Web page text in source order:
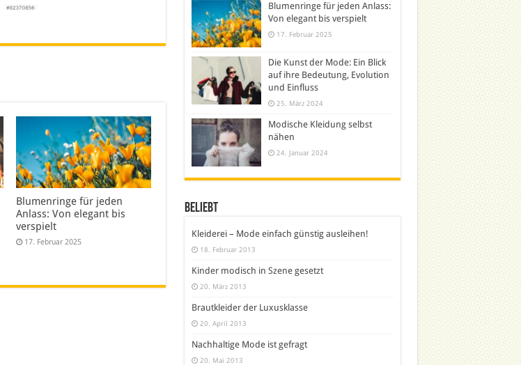
Blumenringe für jeden
Anlass: Von elegant bis
verspielt
17. Februar 2025
Blumenringe für jeden Anlass:
Von elegant bis verspielt
17. Februar 2025
Die Kunst der Mode: Ein Blick
auf ihre Bedeutung, Evolution
und Einfluss
25. März 2024
Modische Kleidung selbst
nähen
24. Januar 2024
Beliebt
Kleiderei – Mode einfach günstig ausleihen!
18. Februar 2013
Kinder modisch in Szene gesetzt
20. März 2013
Brautkleider der Luxusklasse
20. April 2013
Nachhaltige Mode ist gefragt
20. Mai 2013